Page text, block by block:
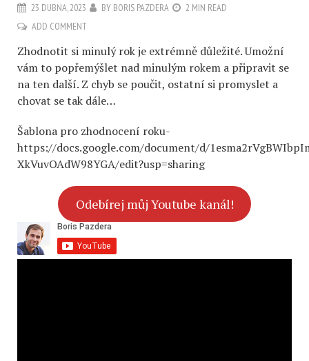
23 DUBNA, 2023 BY BORIS PAZDERA
2 MIN READ
ADD COMMENT
Zhodnotit si minulý rok je extrémně důležité. Umožní
vám to popřemýšlet nad minulým rokem a připravit se
na ten další. Z chyb se poučit, ostatní si promyslet a
chovat se tak dále…
Šablona pro zhodnocení roku-
https://docs.google.com/document/d/
XkVuvOAdW98YGA/edit?usp=sharing
Odebírej můj Youtube kanál!